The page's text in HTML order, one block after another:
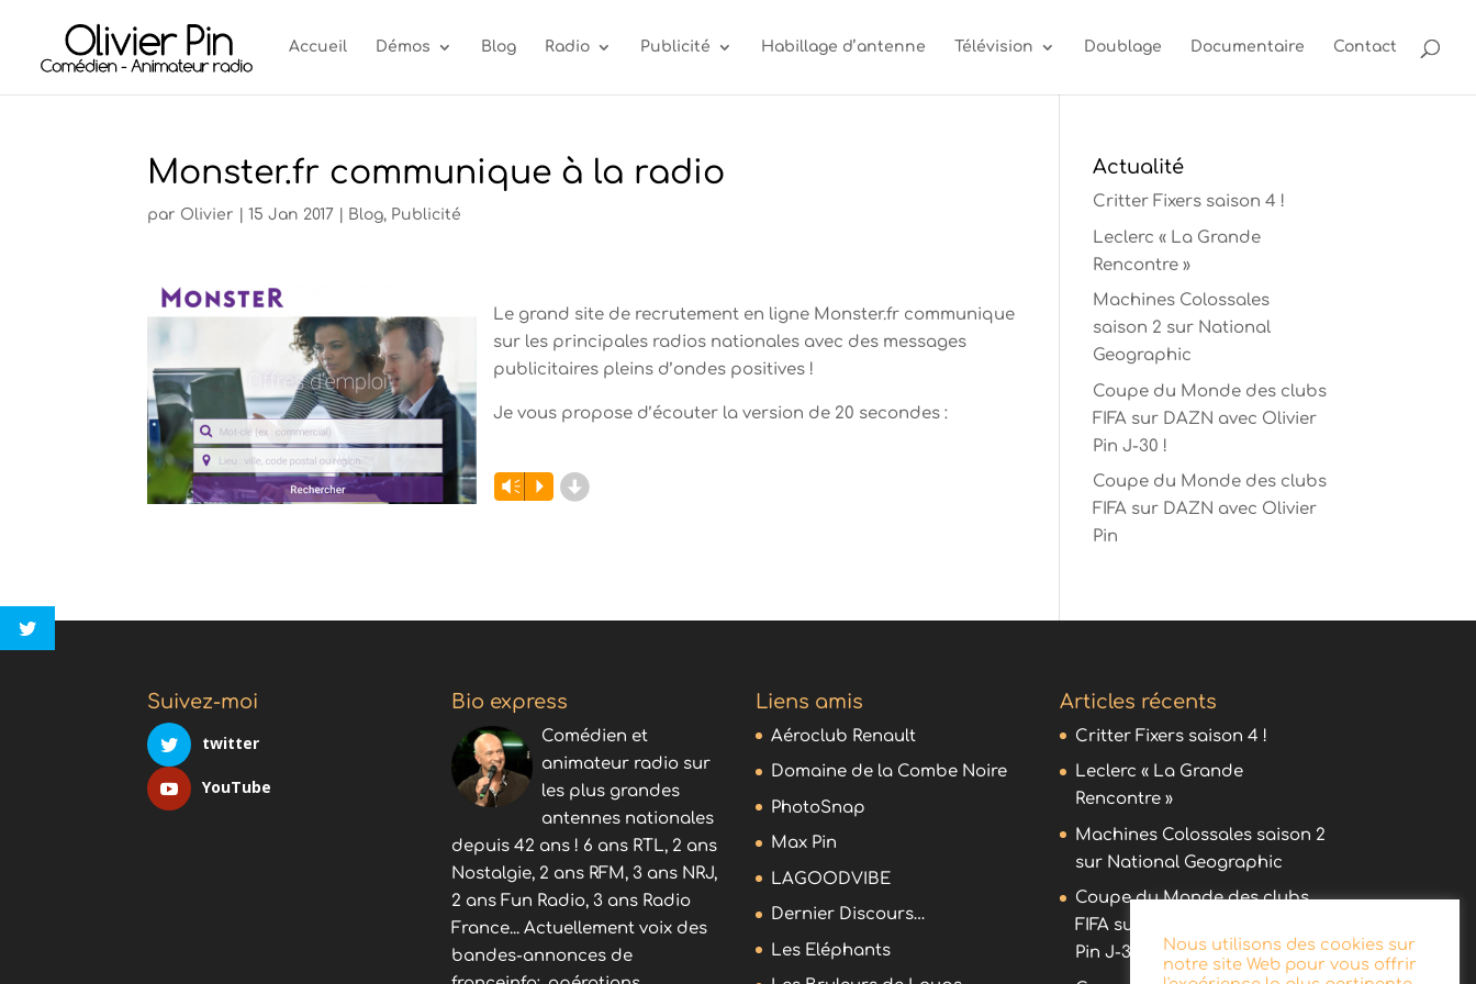
Accueil Démos Blog Radio Publicité Habillage d’antenne Télévision Doublage Documentaire Contact
Monster.fr communique à la radio
par Olivier |15 Jan 2017 Blog, Publicité
Le grand site de recrutement en ligne Monster.fr communique
sur les principales radios nationales avec des messages
publicitaires pleins d’ondes positives !
Je vous propose d’écouter la version de 20 secondes :
Lecteur
Vm P d
Actualité
Critter Fixers saison 4 !
Leclerc « La Grande
Rencontre »
Machines Colossales
saison 2 sur National
Geographic
Coupe du Monde des clubs
FIFA sur DAZN avec Olivier
Pin J-30 !
Coupe du Monde des clubs
FIFA sur DAZN avec Olivier
Pin
Suivez-moi
twitter
YouTube
Bio express
Comédien et
animateur radio sur
les plus grandes
antennes nationales
depuis 42 ans ! 6 ans RTL, 2 ans
Nostalgie, 2 ans RFM, 3 ans NRJ,
2 ans Fun Radio, 3 ans Radio
France... Actuellement voix des
bandes-annonces de
Liens amis
Aéroclub Renault
Domaine de la Combe Noire
PhotoSnap
Max Pin
LAGOODVIBE
Dernier Discours…
Les Eléphants
Articles récents
Critter Fixers saison 4 !
Leclerc « La Grande
Rencontre »
Machines Colossales saison 2
sur National Geographic
Coupe du Monde des clubs
FIFA sur DAZN avec Olivier
Pin J-30 !
Nous utilisons des cookies sur
notre site Web pour vous offrir